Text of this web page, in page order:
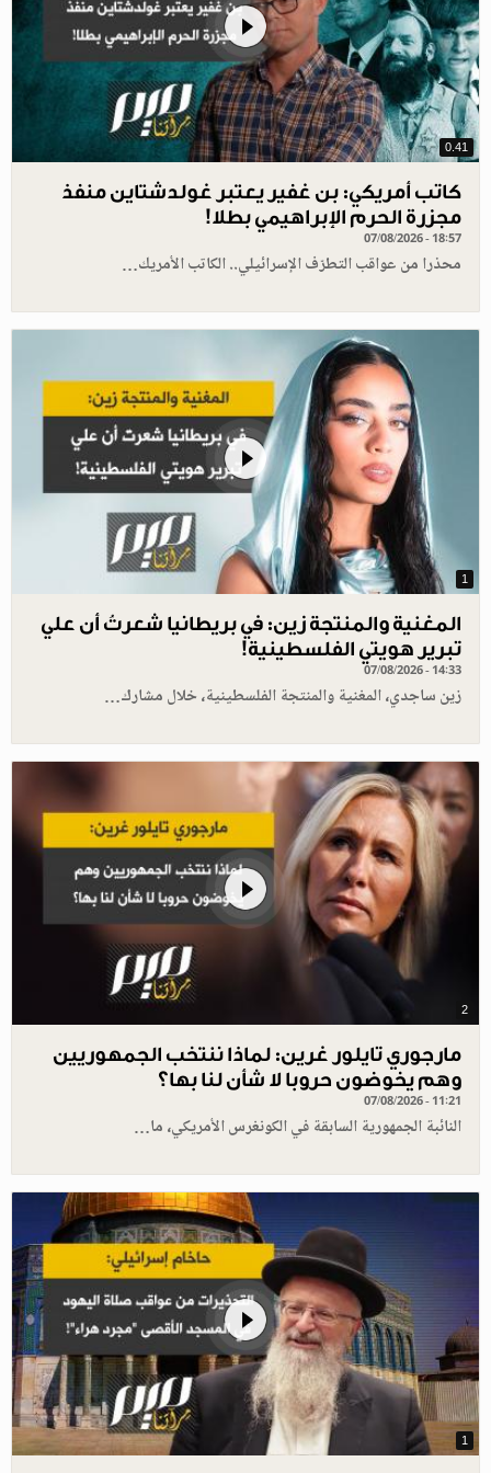
0.41
كاتب أمريكي: بن غفير يعتبر غولدشتاين منفذ
مجزرة الحرم الإبراهيمي بطلا!
07/08/2026 - 18:57
محذرا من عواقب التطرّف الإسرائيلي.. الكاتب الأمريك…
1
المغنية والمنتجة زين: في بريطانيا شعرتُ أن علي
تبرير هويتي الفلسطينية!
07/08/2026 - 14:33
زين ساجدي، المغنية والمنتجة الفلسطينية، خلال مشارك…
2
مارجوري تايلور غرين: لماذا ننتخب الجمهوريين
وهم يخوضون حروبا لا شأن لنا بها؟
07/08/2026 - 11:21
النائبة الجمهورية السابقة في الكونغرس الأمريكي، ما…
1